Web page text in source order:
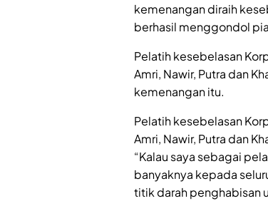
kemenangan diraih
berhasil menggondol
Pelatih kesebelasan
Amri, Nawir, Putra dan
kemenangan itu.
Pelatih kesebelasan
Amri, Nawir, Putra dan
“Kalau saya sebagai
banyaknya kepada
titik darah penghabisan